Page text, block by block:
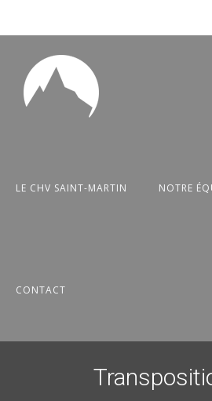
LE CHV SAINT-MARTIN NOTRE
CONTACT